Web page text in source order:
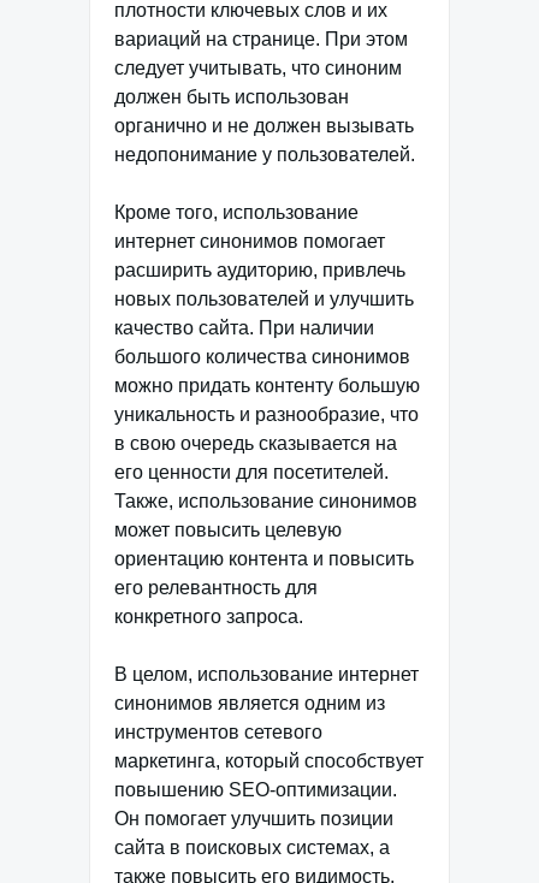
плотности ключевых слов и их
вариаций на странице. При этом
следует учитывать, что синоним
должен быть использован
органично и не должен вызывать
недопонимание у пользователей.
Кроме того, использование
интернет синонимов помогает
расширить аудиторию, привлечь
новых пользователей и улучшить
качество сайта. При наличии
большого количества синонимов
можно придать контенту большую
уникальность и разнообразие, что
в свою очередь сказывается на
его ценности для посетителей.
Также, использование синонимов
может повысить целевую
ориентацию контента и повысить
его релевантность для
конкретного запроса.
В целом, использование интернет
синонимов является одним из
инструментов сетевого
маркетинга, который способствует
повышению SEO-оптимизации.
Он помогает улучшить позиции
сайта в поисковых системах, а
также повысить его видимость,